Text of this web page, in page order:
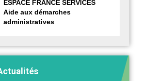
ESPACE FRANCE SERVICES
Aide aux démarches
administratives